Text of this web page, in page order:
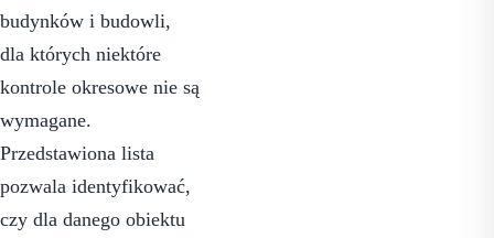
budynków i budowli,
dla których niektóre
kontrole okresowe nie są
wymagane.
Przedstawiona lista
pozwala identyfikować,
czy dla danego obiektu